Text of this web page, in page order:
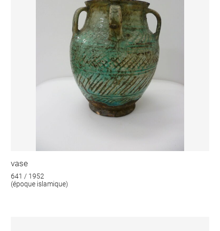
vase
641 / 1952
(époque islamique)